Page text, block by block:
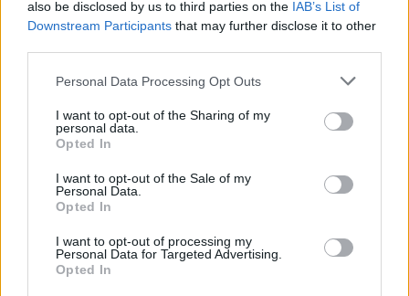
also be disclosed by us to third parties on the IAB’s List of
Downstream Participants that may further disclose it to other
Please note that this website/app uses one or more Google
not limited to your visit or usage behaviour. You may click to
grant or deny consent to Google and its third-party tags to
use your data for below specified purposes in below Google
consent section.
Personal Data Processing Opt Outs
I want to opt-out of the Sharing of my
personal data.
Opted In
I want to opt-out of the Sale of my
Personal Data.
Opted In
I want to opt-out of processing my
Personal Data for Targeted Advertising.
Opted In
aéreos con un 9.8. Pero no sólo de las disputas vive Raúl,
es el quinto jugador que más dispara del campeonato con
interceptaciones y entradas , aspectos que valoren
Bueno y barato: seis sorpresas del inicio de
Muchos jugadores que costaban
empezó la temporada están dando
un buen rendimiento y han subido